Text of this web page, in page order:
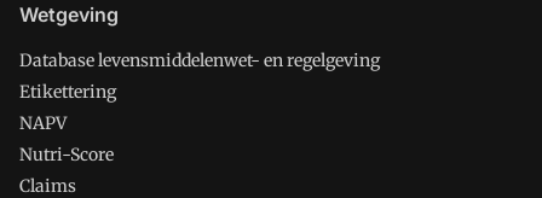
Wetgeving
Database levensmiddelenwet- en regelgeving
Etikettering
NAPV
Nutri-Score
Claims